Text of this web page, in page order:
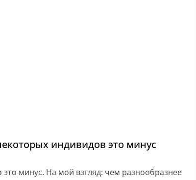
индивидов это минус
это минус. На мой взгляд: чем разнообразнее